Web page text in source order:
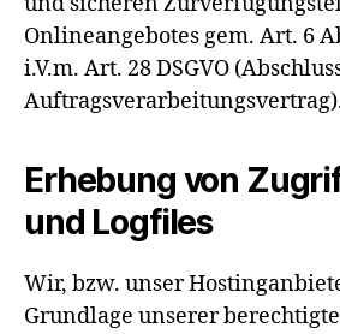
Onlineangebotes gem. Art. 6
i.V.m. Art. 28 DSGVO
Erhebung von
und Logfiles
Wir, bzw. unser
Grundlage unserer